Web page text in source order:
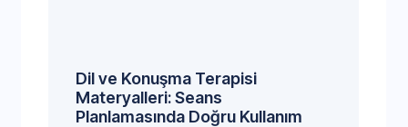
Dil ve Konuşma Terapisi
Materyalleri: Seans
Planlamasında Doğru Kullanım